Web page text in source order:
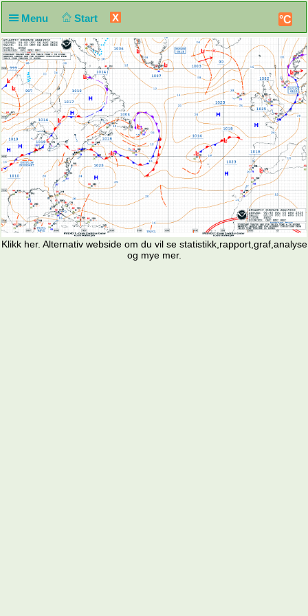
Menu Start X °C
Klikk her. Alternativ websideom du vil se statistikk,rapport,graf,analyse
og mye mer.